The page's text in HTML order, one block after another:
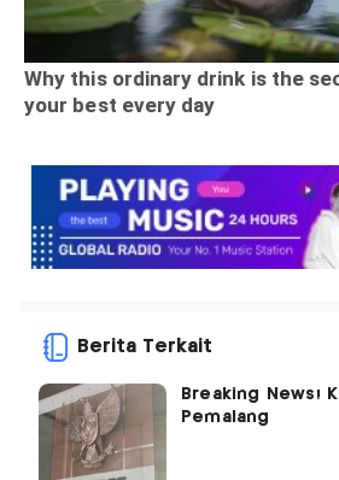
Berita Terkait
Breaking News!
Pemalang